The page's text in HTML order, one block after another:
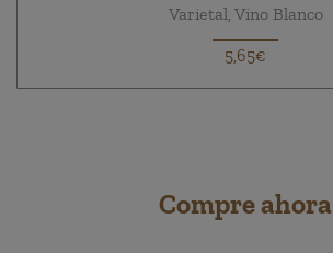
Varietal, Vino Blanco
5,65€
Compre ahora